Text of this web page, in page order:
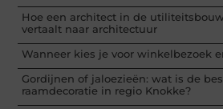
Hoe een architect in de
vertaalt naar architectuur
Wanneer kies je voor winkelbezoek
Gordijnen of jaloezieën: wat is de
raamdecoratie in regio Knokke?